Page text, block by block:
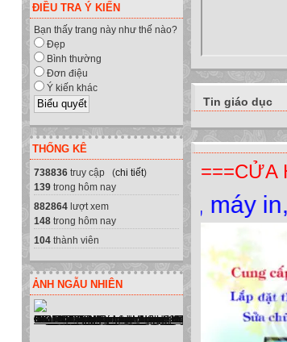
ĐIỀU TRA Ý KIẾN
Bạn thấy trang này như thế nào?
Đẹp
Bình thường
Đơn điệu
Ý kiến khác
THỐNG KÊ
738836 truy cập (chi tiết)
139 trong hôm nay
882864 lượt xem
148 trong hôm nay
104 thành viên
ẢNH NGẪU NHIÊN
Tin giáo dục
===CỬA
máy tính, máy in,